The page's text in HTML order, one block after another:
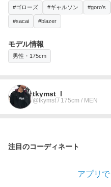
#ゴローズ #ギャルソン #goro's
#sacai #blazer
モデル情報
男性・175cm
tkymst_l
@tkymst / 175cm / MEN
注目のコーディネート
アプリ